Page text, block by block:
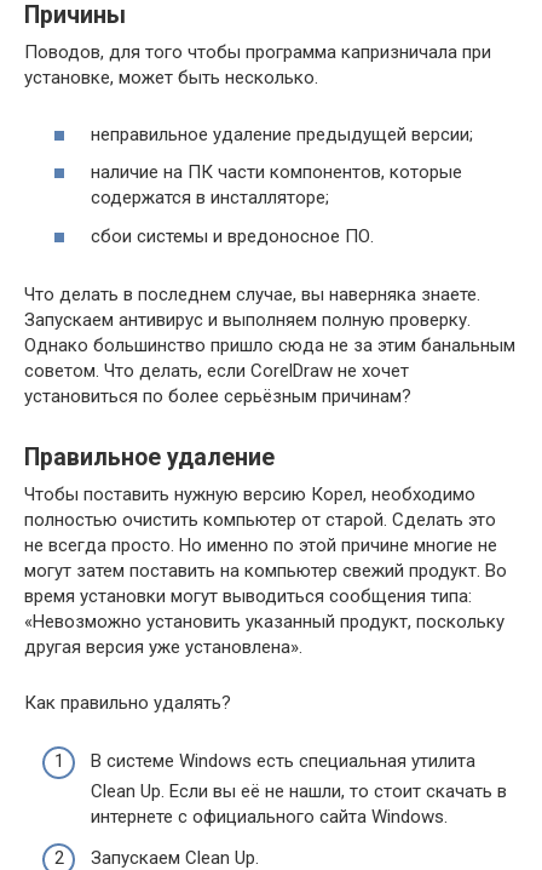
Причины
Поводов, для того чтобы программа капризничала при
установке, может быть несколько.
неправильное удаление предыдущей версии;
наличие на ПК части компонентов, которые
содержатся в инсталляторе;
сбои системы и вредоносное ПО.
Что делать в последнем случае, вы наверняка знаете.
Запускаем антивирус и выполняем полную проверку.
Однако большинство пришло сюда не за этим банальным
советом. Что делать, если CorelDraw не хочет
установиться по более серьёзным причинам?
Правильное удаление
Чтобы поставить нужную версию Корел, необходимо
полностью очистить компьютер от старой. Сделать это
не всегда просто. Но именно по этой причине многие не
могут затем поставить на компьютер свежий продукт. Во
время установки могут выводиться сообщения типа:
«Невозможно установить указанный продукт, поскольку
другая версия уже установлена».
Как правильно удалять?
В системе Windows есть специальная утилита
Clean Up. Если вы её не нашли, то стоит скачать в
интернете с официального сайта Windows.
Запускаем Clean Up.